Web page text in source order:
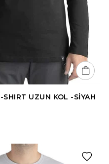
SHIRT UZUN KOL -SİYAH